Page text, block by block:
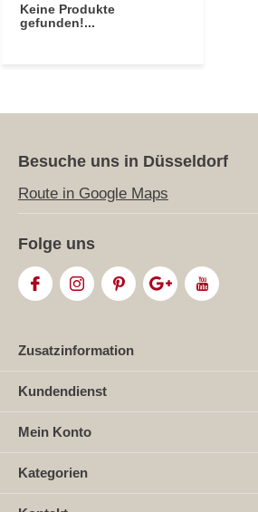
Keine Produkte
gefunden!...
Besuche uns in Düsseldorf
Route in Google Maps
Folge uns
Zusatzinformation
Kundendienst
Mein Konto
Kategorien